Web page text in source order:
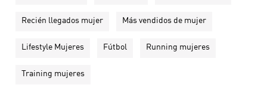
Recién llegados mujer Más vendidos de mujer
Lifestyle Mujeres Fútbol Running mujeres
Training mujeres